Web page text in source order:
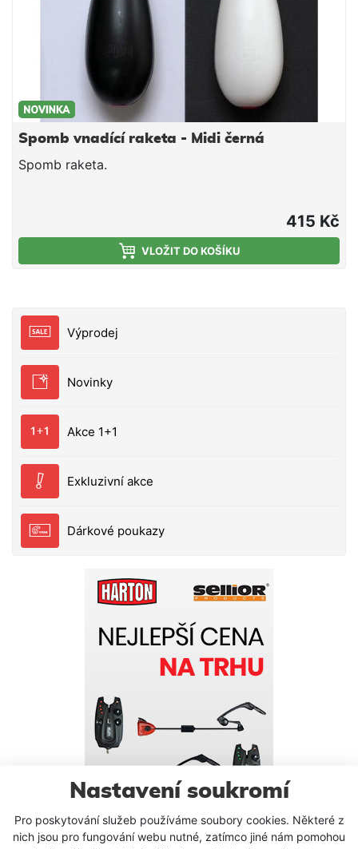
Nastavení soukromí
Pro poskytování služeb používáme soubory cookies. Některé z
nich jsou pro fungování webu nutné, zatímco jiné nám pomohou
Výprodej
Novinky
Akce 1+1
Exkluzivní akce
Dárkové poukazy
Spomb vnadící raketa - Midi černá
Spomb raketa.
415 Kč
VLOŽIT DO KOŠÍKU